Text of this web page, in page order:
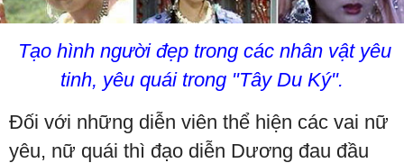
Tạo hình người đẹp trong các nhân vật yêu
tinh, yêu quái trong "Tây Du Ký".
Đối với những diễn viên thể hiện các vai nữ
yêu, nữ quái thì đạo diễn Dương đau đầu